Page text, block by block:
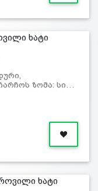
ზომა: სი…